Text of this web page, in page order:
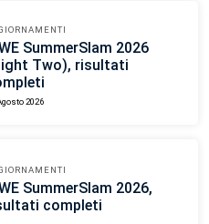
SummerSlam 2026
Two), risultati
2026
SummerSlam 2026,
completi